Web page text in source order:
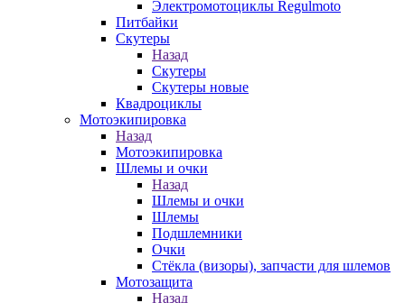
Электромотоциклы Regulmoto
Питбайки
Скутеры
Назад
Скутеры
Скутеры новые
Квадроциклы
Мотоэкипировка
Назад
Мотоэкипировка
Шлемы и очки
Назад
Шлемы и очки
Шлемы
Подшлемники
Очки
Стёкла (визоры), запчасти для шлемов
Мотозащита
Назад